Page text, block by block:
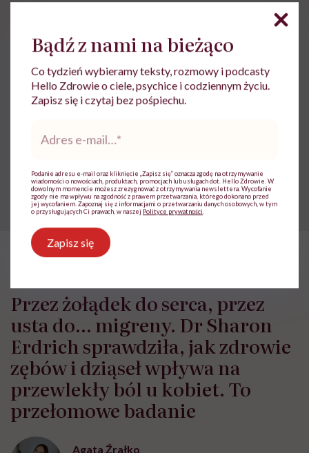
Choroby zębów
charakter informacyjny i nie stanowią porady
skonsultować się z lekarzem.
Przez żołądek do serca, przez
usta do… migreny. Dr Sharon
Erdrich sprawdziła, jak zdrowie
zębów i dziąseł wpływa na
przewlekły ból u kobiet. To
przełomowe badanie
Agata Źrałko
Bądź z nami na bieżąco
Co tydzień wybieramy teksty, rozmowy i podcasty
Hello Zdrowie o ciele, psychice i codziennym życiu.
Zapisz się i czytaj bez pośpiechu.
*
Podanie adresu e-mail oraz kliknięcie „Zapisz się” oznacza zgodę na otrzymywanie
wiadomości o nowościach, produktach, promocjach lub usługach dot. Hello Zdrowie. W
dowolnym momencie możesz zrezygnować z otrzymywania newslettera. Wycofanie
zgody nie ma wpływu na zgodność z prawem przetwarzania, którego dokonano przed
jej wycofaniem. Zapoznaj się z informacjami o przetwarzaniu danych osobowych, w tym
o przysługujących Ci prawach, w naszej Polityce prywatności
Zapisz się